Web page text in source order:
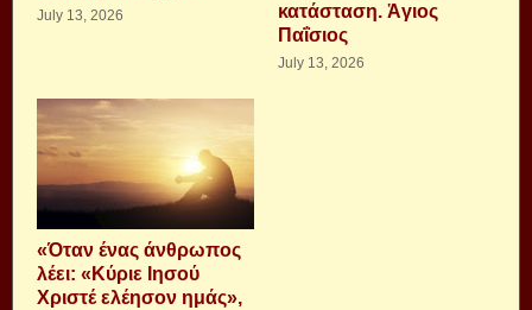
July 13, 2026
κατάσταση. Ἁγιος
Παΐσιος
July 13, 2026
«Όταν ένας άνθρωπος
λέει: «Κύριε Ιησού
Χριστέ ελέησον ημάς»,